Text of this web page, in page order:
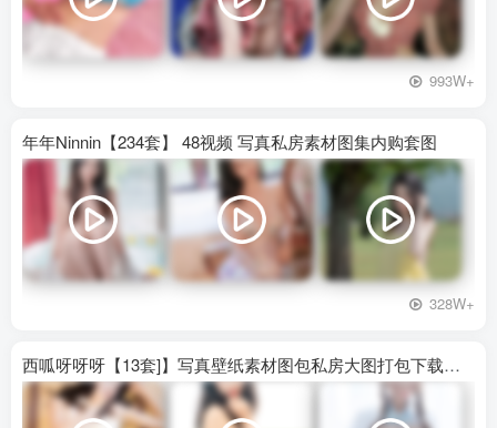
993W+
年年Ninnin【234套】 48视频 写真私房素材图集内购套图
328W+
西呱呀呀呀【13套]】写真壁纸素材图包私房大图打包下载百度网盘